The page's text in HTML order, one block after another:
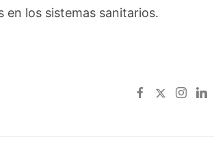
en los sistemas sanitarios.